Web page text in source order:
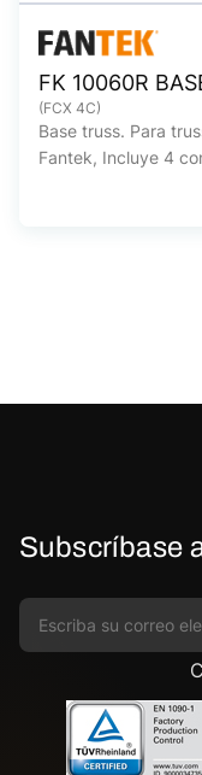
FK 10060R
(FCX 4C)
Base truss. Para
Fantek, Incluye 4
Subscríbase